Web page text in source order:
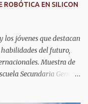
ROBÓTICA EN SILICON
los jóvenes que destacan
del futuro,
Muestra de
Secundaria General